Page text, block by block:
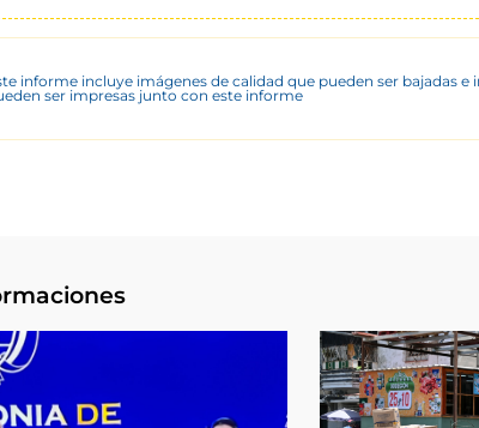
informe incluye imágenes de calidad que pueden ser bajadas e
ser impresas junto con este informe